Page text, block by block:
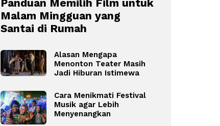
Panduan Memilih Film untuk
Malam Mingguan yang
Santai di Rumah
Alasan Mengapa
Menonton Teater Masih
Jadi Hiburan Istimewa
Cara Menikmati Festival
Musik agar Lebih
Menyenangkan